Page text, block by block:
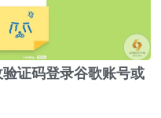
证码登录谷歌账号或